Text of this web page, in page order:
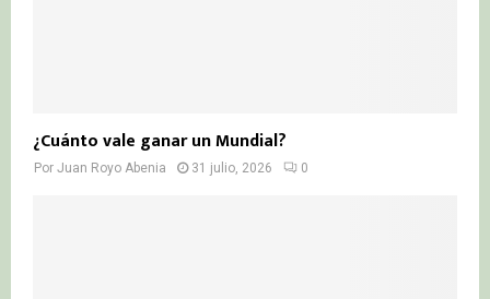
¿Cuánto vale ganar un Mundial?
Por Juan Royo Abenia 31 julio, 2026 0